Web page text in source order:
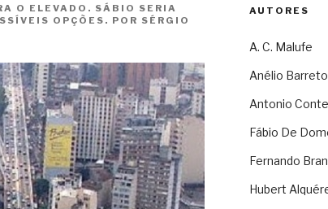
O ELEVADO. SÁBIO SERIA
OPÇÕES. POR SÉRGIO
AUTORES
A. C. Malufe
Anélio Barreto
Antonio
Fábio De
Fernando
Hubert